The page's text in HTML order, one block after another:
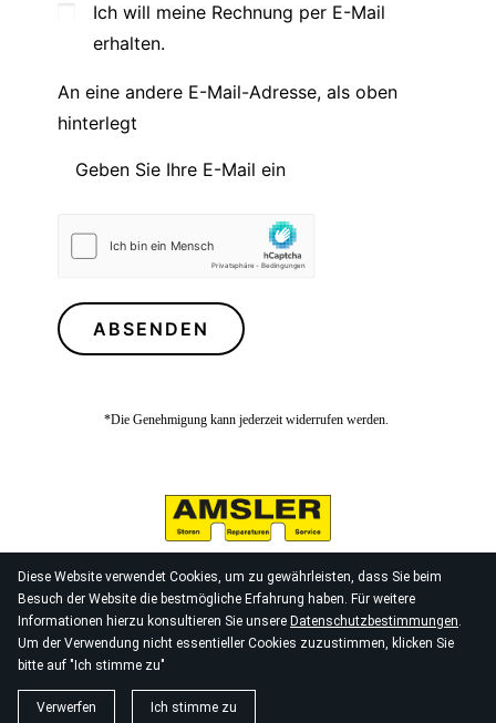
Diese Website verwendet Cookies, um zu gewährleisten, dass Sie beim
Besuch der Website die bestmögliche Erfahrung haben. Für weitere
Informationen hierzu konsultieren Sie unsere Datenschutzbestimmungen.
Um der Verwendung nicht essentieller Cookies zuzustimmen, klicken Sie
bitte auf "Ich stimme zu"
Verwerfen Ich stimme zu
Ich will meine Rechnung per E-Mail
erhalten.
An eine andere E-Mail-Adresse, als oben
hinterlegt
ABSENDEN
*Die Genehmigung kann jederzeit widerrufen werden.
KONTAKT IMPRESSUM
DATENSCHUTZERKLÄRUNG AGB
© 2026 Amsler Storen GmbH